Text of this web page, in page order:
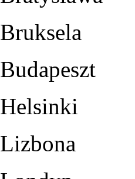
Bruksela
Budapeszt
Helsinki
Lizbona